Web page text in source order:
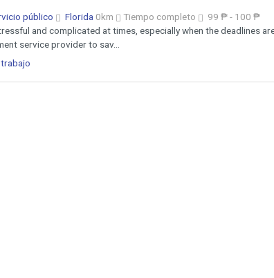
público Florida 0km Tiempo completo
99 ₱ - 100 ₱
and complicated at times, especially when the deadlines
service provider to sav...